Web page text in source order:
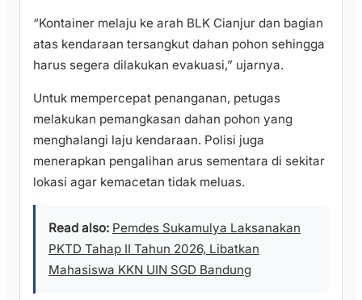
“Kontainer melaju ke arah BLK Cianjur dan bagian
atas kendaraan tersangkut dahan pohon sehingga
harus segera dilakukan evakuasi,” ujarnya.
Untuk mempercepat penanganan, petugas
melakukan pemangkasan dahan pohon yang
menghalangi laju kendaraan. Polisi juga
menerapkan pengalihan arus sementara di sekitar
lokasi agar kemacetan tidak meluas.
Read also: Pemdes Sukamulya Laksanakan
PKTD Tahap II Tahun 2026, Libatkan
Mahasiswa KKN UIN SGD Bandung